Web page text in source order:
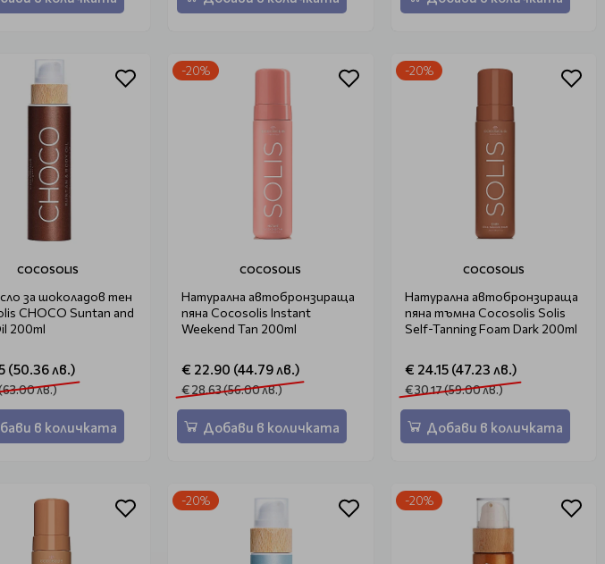
COCOSOLIS
за шоколадов тен
CHOCO Suntan and
200ml
(50.36 лв.)
лв.)
в количката
-20%
COCOSOLIS
Натурална автобронзираща
пяна Cocosolis Instant
Weekend Tan 200ml
€ 22.90 (44.79 лв.)
€ 28.63 (56.00 лв.)
Добави в количката
-20%
COCOSOLIS
Натурална автобронзираща
пяна тъмна Cocosolis Solis
Self-Tanning Foam Dark 200ml
€ 24.15 (47.23 лв.)
€ 30.17 (59.00 лв.)
Добави в количката
-20% -20%